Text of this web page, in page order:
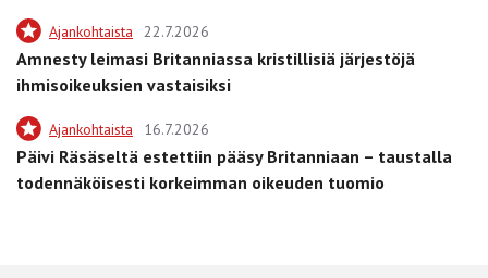
Ajankohtaista 22.7.2026
Amnesty leimasi Britanniassa kristillisiä järjestöjä
ihmisoikeuksien vastaisiksi
Ajankohtaista 16.7.2026
Päivi Räsäseltä estettiin pääsy Britanniaan – taustalla
todennäköisesti korkeimman oikeuden tuomio